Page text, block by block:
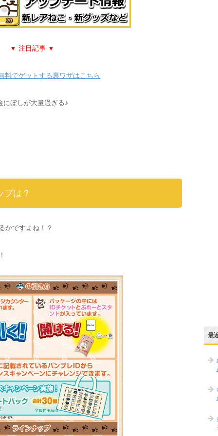
▼ 注目記事 ▼
料でゲットする裏ワザはこちら
にぼしが大量過ぎる♪
プは？
かですよね！？
最